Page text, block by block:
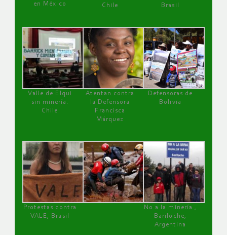
en México
Chile
Brasil
Valle de Elqui
sin minería.
Chile
Atentan contra
la Defensora
Francisca
Márquez
Defensoras de
Bolivia
Protestas contra
VALE, Brasil
No a la minería ,
Bariloche,
Argentina